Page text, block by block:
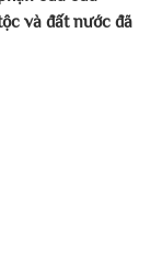
và đất nước đã